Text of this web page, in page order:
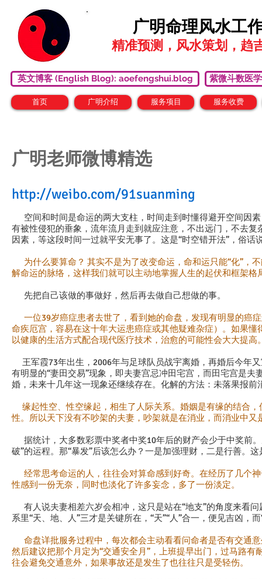
广明命理风水工
精准预测，风水策划，趋
英文博客 (English Blog): aoefengshui.blog 紫微斗数医
首页 广明介绍 服务项目 服务收费
广明老师微博精选
http://weibo.com/91suanming
空间和时间是命运的两大支柱，时间走到时懂得避开空间因
有被性侵犯的垂象，流年流月走到就应注意，不出远门，不去
因素，等这段时间一过就平安无事了。这是“时空错开法”，俗话
为什么要算命？ 其实不是为了改变命运，命和运只能“化”，
解命运的脉络，这样我们就可以主动地掌握人生的起伏和框架格
先把自己该做的事做好，然后再去做自己想做的事。
一位39岁癌症患者去世了，看到她的命盘，发现有明显的癌
命疾厄宫，容易在这十年大运患癌症或其他疑难杂症）。如果
以健康的生活方式配合现代医疗技术，治愈的可能性会大大提高
王军霞73年出生，2006年与足球队员战宇离婚，再婚后今年
有明显的“妻田交易”现象，即夫妻宫忌冲田宅宫，而田宅宫是
婚，未来十几年这一现象还继续存在。化解的方法：未落果报前
缘起性空、性空缘起，相生了人际关系。婚姻是有缘的结合
性。所以天下没有不吵架的夫妻，吵架就是在消业，而消业中又
据统计，大多数彩票中奖者中奖10年后的财产会少于中奖前
破”的运程。那“暴发”后该怎么办？一是加强理财，二是行善。
经常思考命运的人，往往会对算命感到好奇。在经历了几个
性感到一份无奈，同时也淡化了许多妄念，多了一份淡定。
有人说夫妻相差六岁会相冲，这只是站在“地支”的角度来看
系里“天、地、人”三才是关键所在，“天”“人”合一，便见吉凶，
命盘详批服务过程中，每次都会主动看看问命者是否有交通
然后建议把那个月定为“交通安全月”，上班提早出门，过马路
往会避免交通意外，如果事故还是发生了也往往只是受轻伤。